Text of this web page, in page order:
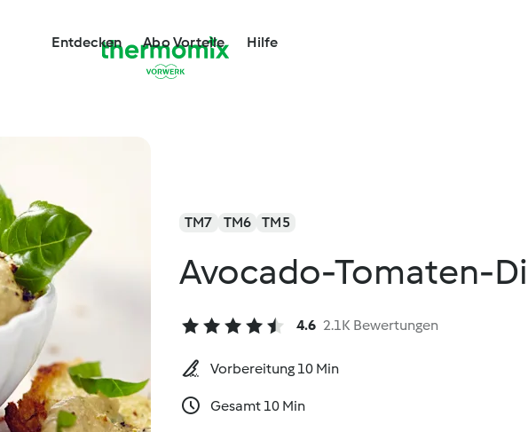
Entdecken Abo Vorteile Hilfe
TM7 TM6 TM5
Avocado-Tomaten-
4.6 2.1K Bewertungen
Vorbereitung 10 Min
Gesamt 10 Min